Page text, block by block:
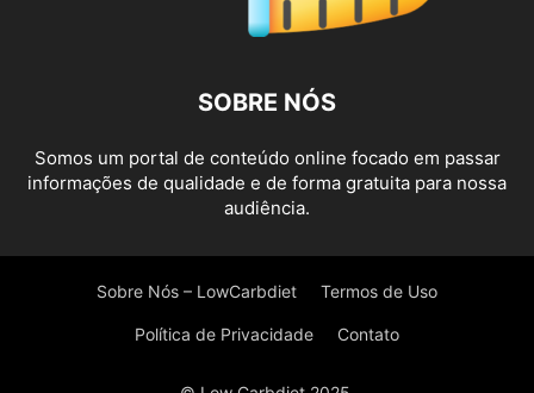
SOBRE NÓS
Somos um portal de conteúdo online focado em passar
informações de qualidade e de forma gratuita para nossa
audiência.
Sobre Nós – LowCarbdiet Termos de Uso
Política de Privacidade Contato